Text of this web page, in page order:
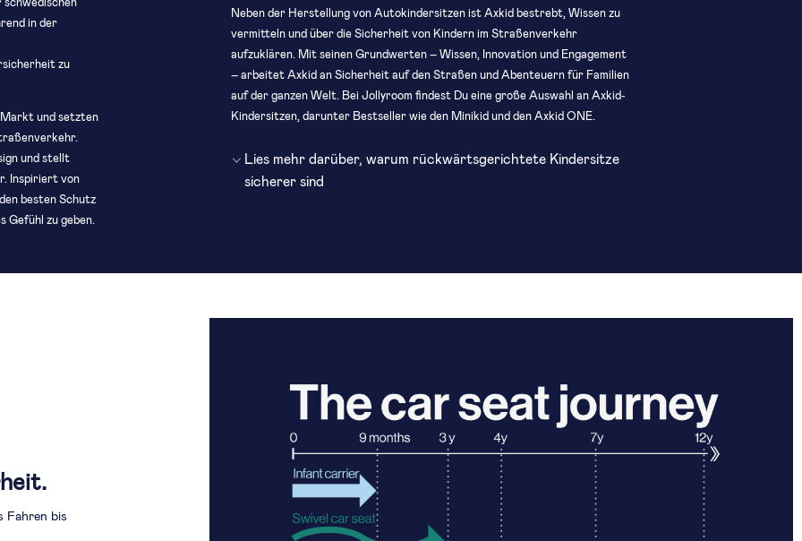
in der
zu
und setzten
und stellt
Inspiriert von
besten Schutz
Gefühl zu geben.
Neben der Herstellung von Autokindersitzen ist Axkid bestrebt, Wissen zu
vermitteln und über die Sicherheit von Kindern im Straßenverkehr
aufzuklären. Mit seinen Grundwerten – Wissen, Innovation und Engagement
– arbeitet Axkid an Sicherheit auf den Straßen und Abenteuern für Familien
auf der ganzen Welt. Bei Jollyroom findest Du eine große Auswahl an Axkid-
Kindersitzen, darunter Bestseller wie den Minikid und den Axkid ONE.
Lies mehr darüber, warum rückwärtsgerichtete Kindersitze
sicherer sind
Fahren bis